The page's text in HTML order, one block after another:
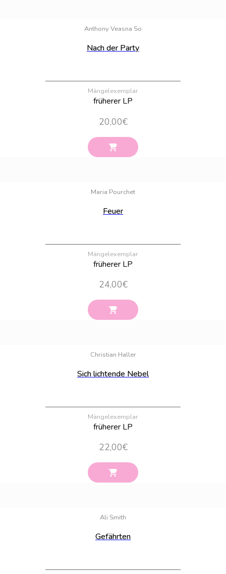
Anthony Veasna So
Nach der Party
Mängelexemplar
früherer LP
20,00€
Maria Pourchet
Feuer
Mängelexemplar
früherer LP
24,00€
Christian Haller
Sich lichtende Nebel
Mängelexemplar
früherer LP
22,00€
Ali Smith
Gefährten